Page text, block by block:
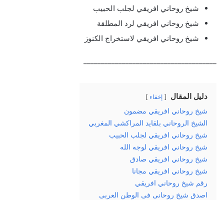
شيخ روحاني افريقي لجلب الحبيب
شيخ روحاني افريقي لرد المطلقة
شيخ روحاني افريقي لاستخراج الكنوز
دليل المقال إخفاء
شيخ روحاني افريقي مضمون
الشيخ الروحاني بلقايد المراكشي المغربي
شيخ روحاني افريقي لجلب الحبيب
شيخ روحاني افريقي لوجه الله
شيخ روحاني افريقي صادق
شيخ روحاني افريقي مجانا
رقم شيخ روحاني افريقي
اصدق شيخ روحانى فى الوطن العربى